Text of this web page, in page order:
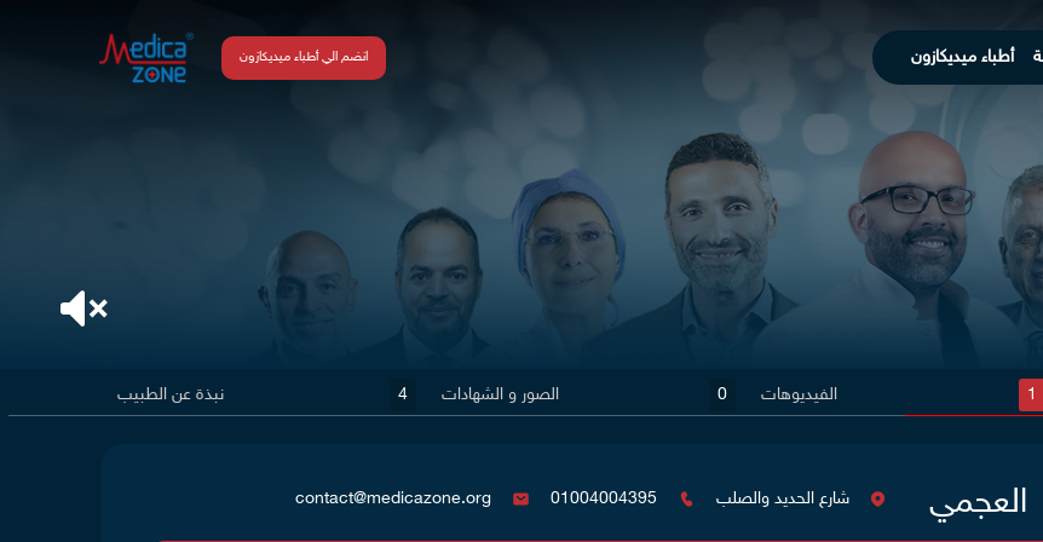
انضم الي أطباء ميديكازون أطباء ميديكازون
1 الفيديوهات 0 الصور و الشهادات 4 نبذة عن الطبيب
العجمي شارع الحديد والصلب 01004004395
contact@medicazone.org